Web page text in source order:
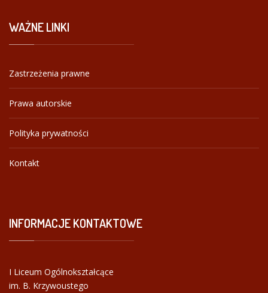
WAŻNELINKI
Zastrzeżenia prawne
Prawa autorskie
Polityka prywatności
Kontakt
INFORMACJEKONTAKTOWE
I Liceum Ogólnokształcące
im. B. Krzywoustego